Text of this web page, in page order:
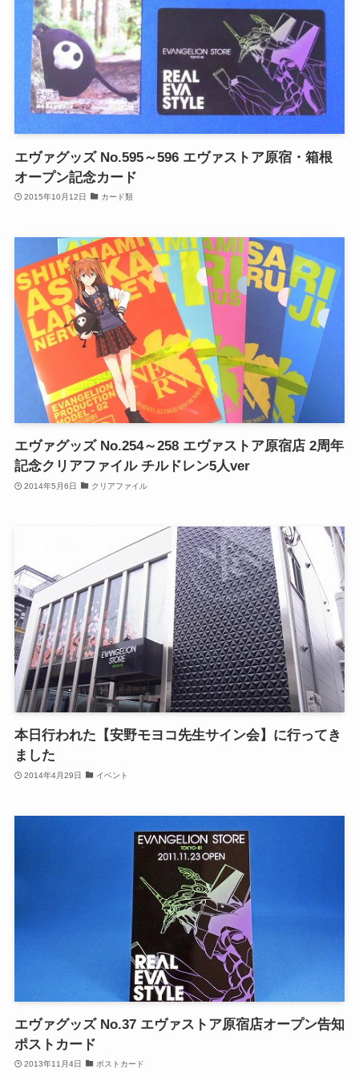
エヴァグッズ No.595～596 エヴァストア原宿・箱根
オープン記念カード
2015年10月12日 カード類
エヴァグッズ No.254～258 エヴァストア原宿店 2周年
記念クリアファイル チルドレン5人ver
2014年5月6日 クリアファイル
本日行われた【安野モヨコ先生サイン会】に行ってき
ました
2014年4月29日 イベント
エヴァグッズ No.37 エヴァストア原宿店オープン告知
ポストカード
2013年11月4日 ポストカード